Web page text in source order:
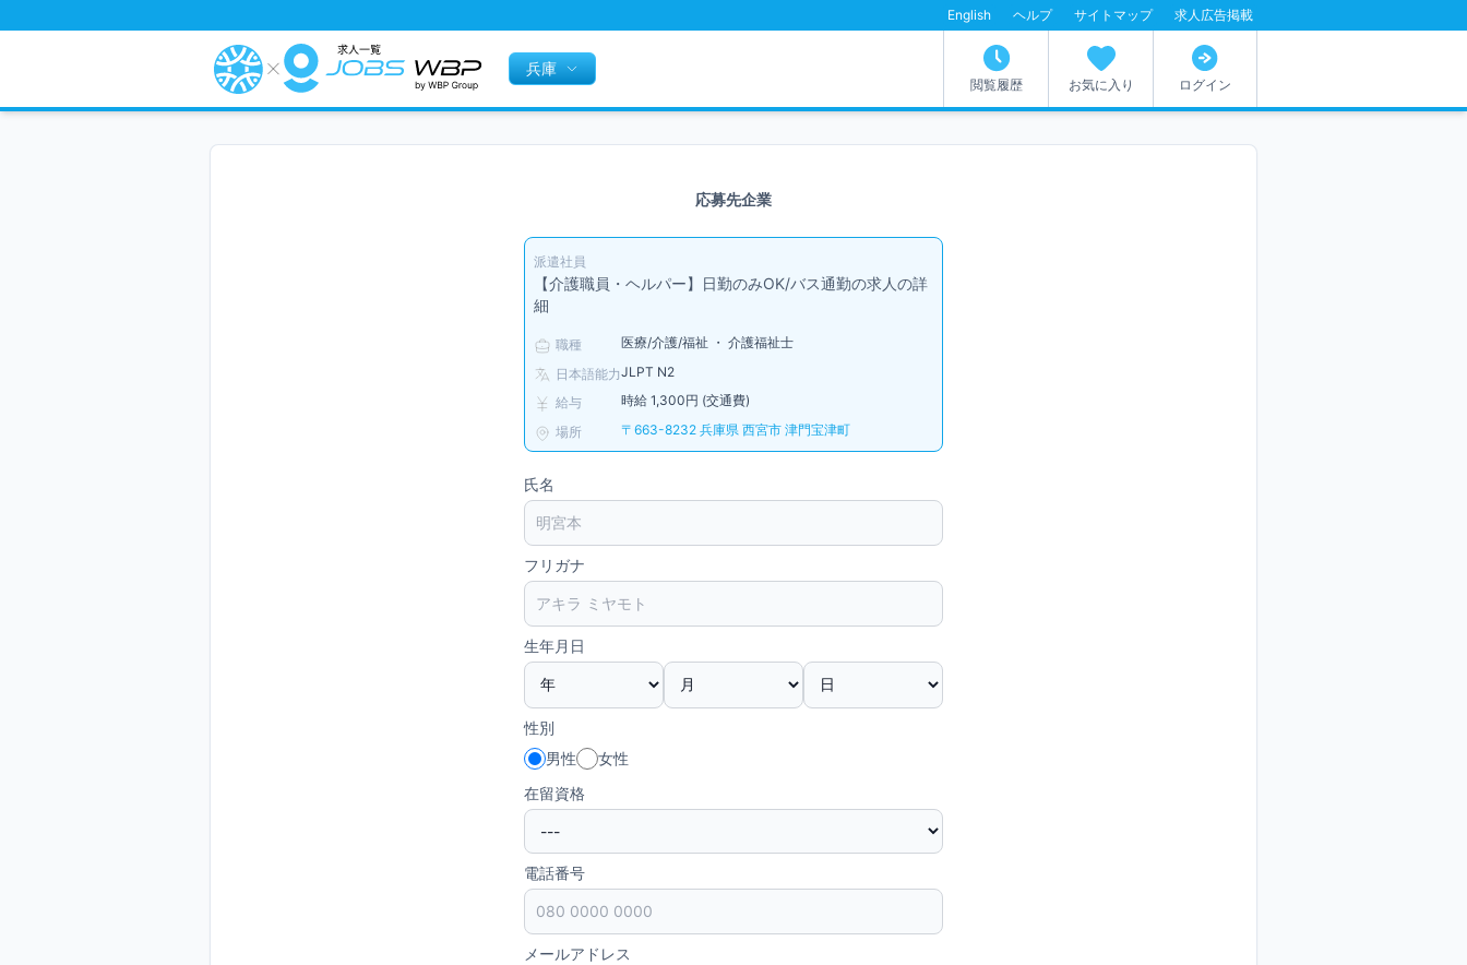
求人広告掲載
サイトマップ
ヘルプ
English
兵庫
ログイン
お気に入り
閲覧履歴
応募先企業
派遣社員
【介護職員・ヘルパー】日勤のみOK/バス通勤の求人の詳
細
職種
医療/介護/福祉 ・ 介護福祉士
日本語能力JLPT N2
給与
時給 1,300円 (交通費)
場所
〒663-8232 兵庫県 西宮市 津門宝津町
氏名
フリガナ
生年月日
性別
男性
女性
在留資格
電話番号
メールアドレス